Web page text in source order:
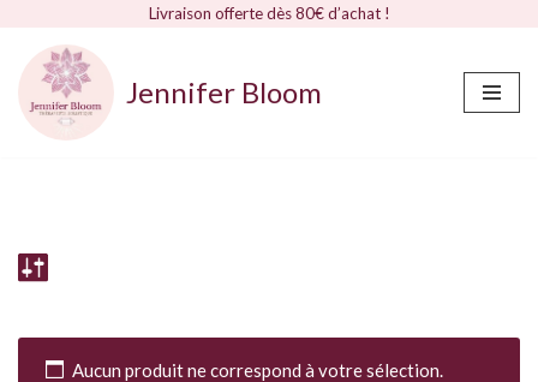
Livraison offerte dès 80€ d’achat !
Aller
au
Jennifer Bloom
Aucun produit ne correspond à votre sélection.